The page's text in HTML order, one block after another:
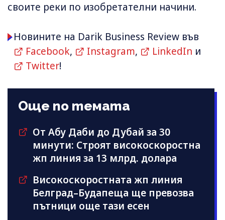
своите реки по изобретателни начини.
Новините на Darik Business Review във
Facebook, Instagram, LinkedIn и
Twitter!
Още по темата
От Абу Даби до Дубай за 30
минути: Строят високоскоростна
жп линия за 13 млрд. долара
Високоскоростната жп линия
Белград–Будапеща ще превозва
пътници още тази есен